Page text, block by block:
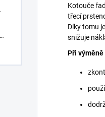
Kotouče
třecí
Díky tomu
snižuje
Při